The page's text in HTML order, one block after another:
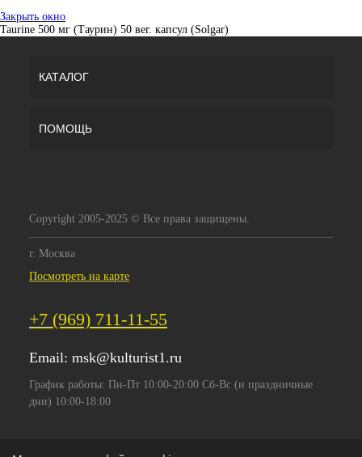
Закрыть окно
Taurine 500 мг (Таурин) 50 вег. капсул (Solgar)
КАТАЛОГ
ПОМОЩЬ
Copyright 2005-2025 © Все права защищены.
г. Москва
Посмотреть на карте
+7 (969) 711-11-55
Email: msk@kulturist1.ru
График работы: Пн-Пт 10:00-20:00 Сб-Вс (и праздничные
дни) 10:00-18:00